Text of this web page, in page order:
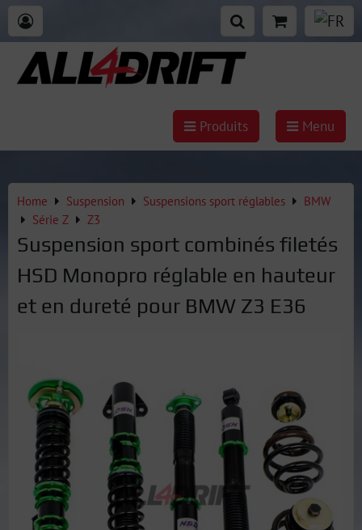
Produits Menu
Home Suspension Suspensions sport réglables
BMW
Série Z
Z3
Suspension sport combinés filetés
HSD Monopro réglable en hauteur
et en dureté pour BMW Z3 E36